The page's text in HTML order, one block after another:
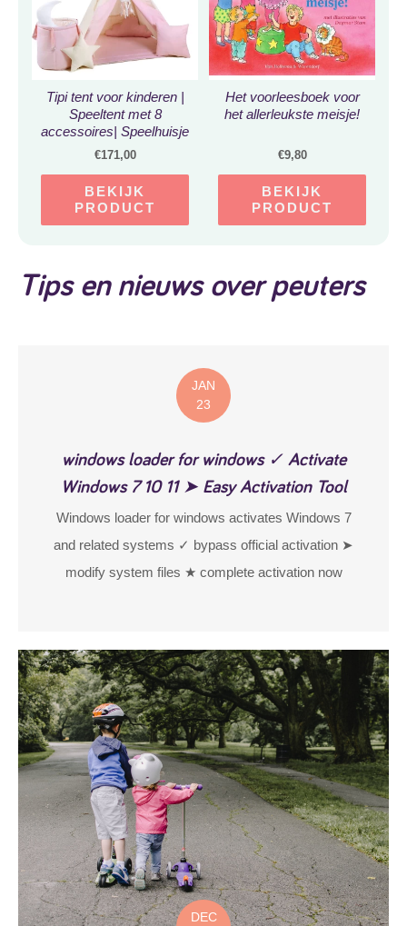
Tipi tent voor kinderen |
Speeltent met 8
accessoires| Speelhuisje
gemaakt van 100%
houten stokken
€171,00
BEKIJK
PRODUCT
Het voorleesboek voor
het allerleukste meisje!
€9,80
BEKIJK
PRODUCT
Tips en nieuws over peuters
JAN
23
windows loader for windows ✓ Activate
Windows 7 10 11 ➤ Easy Activation Tool
Windows loader for windows activates Windows 7
and related systems ✓ bypass official activation ➤
modify system files ★ complete activation now
DEC